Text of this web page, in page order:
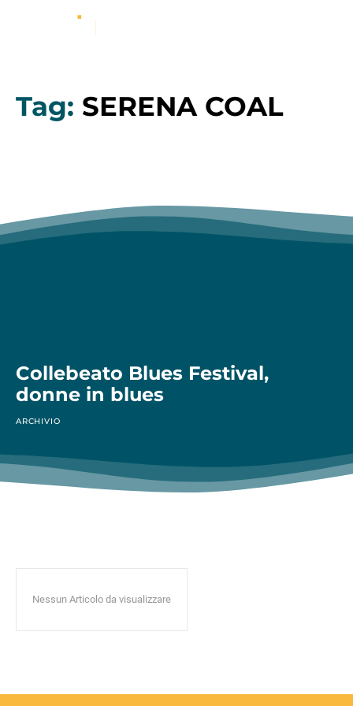
Tag: SERENA COAL
Collebeato Blues Festival,
donne in blues
ARCHIVIO
Nessun Articolo da visualizzare